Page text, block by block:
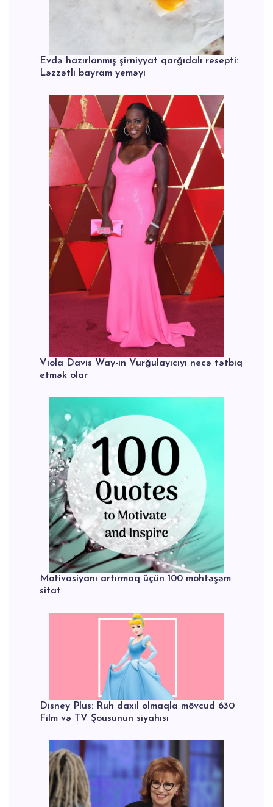
Evdə hazırlanmış şirniyyat qarğıdalı resepti:
Ləzzətli bayram yeməyi
Viola Davis Way-in Vurğulayıcıyı necə tətbiq
etmək olar
Motivasiyanı artırmaq üçün 100 möhtəşəm
sitat
Disney Plus: Ruh daxil olmaqla mövcud 630
Film və TV Şousunun siyahısı